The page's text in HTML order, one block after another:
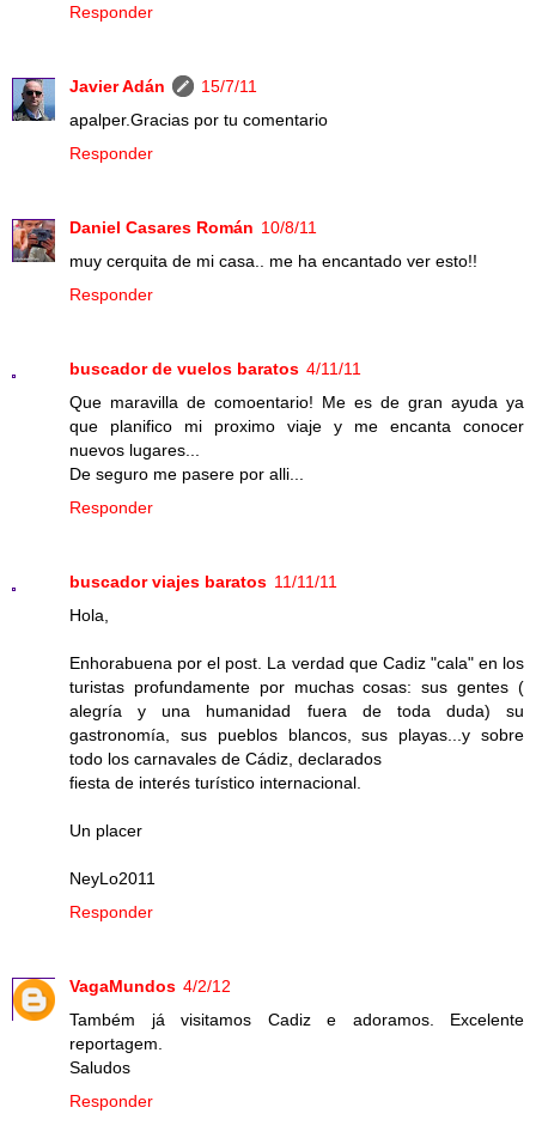
Responder
Javier Adán
15/7/11
apalper.Gracias por tu comentario
Responder
Daniel Casares Román 10/8/11
muy cerquita de mi casa.. me ha encantado ver esto!!
Responder
buscador de vuelos baratos 4/11/11
Que maravilla de comoentario! Me es de gran ayuda ya
que planifico mi proximo viaje y me encanta conocer
nuevos lugares...
De seguro me pasere por alli...
Responder
buscador viajes baratos 11/11/11
Hola,
Enhorabuena por el post. La verdad que Cadiz "cala" en los
turistas profundamente por muchas cosas: sus gentes (
alegría y una humanidad fuera de toda duda) su
gastronomía, sus pueblos blancos, sus playas...y sobre
todo los carnavales de Cádiz, declarados
fiesta de interés turístico internacional.
Un placer
NeyLo2011
Responder
VagaMundos 4/2/12
Também já visitamos Cadiz e adoramos. Excelente
reportagem.
Saludos
Responder